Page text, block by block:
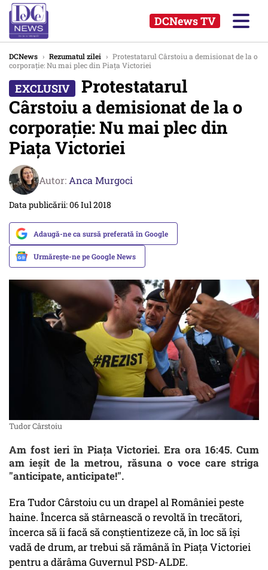
DCNews TV
DCNews › Rezumatul zilei › Protestatarul Cârstoiu a demisionat de la o
corporație: Nu mai plec din Piața Victoriei
Protestatarul
Cârstoiu a demisionat de la o
corporație: Nu mai plec din
Piața Victoriei
Autor: Anca Murgoci
Data publicării: 06 Iul 2018
Adaugă-ne ca sursă preferată în Google
Urmărește-ne pe Google News
Tudor Cârstoiu
Am fost ieri în Piața Victoriei. Era ora 16:45. Cum
am ieșit de la metrou, răsuna o voce care striga
"anticipate, anticipate!".
Era Tudor Cârstoiu cu un drapel al României peste
haine. Încerca să stârnească o revoltă în trecători,
încerca să îi facă să conștientizeze că, în loc să își
vadă de drum, ar trebui să rămână în Piața Victoriei
pentru a dărâma Guvernul PSD-ALDE.